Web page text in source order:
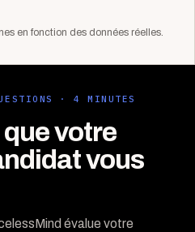
en fonction des données réelles.
· 4 MINUTES
votre
vous
évalue votre